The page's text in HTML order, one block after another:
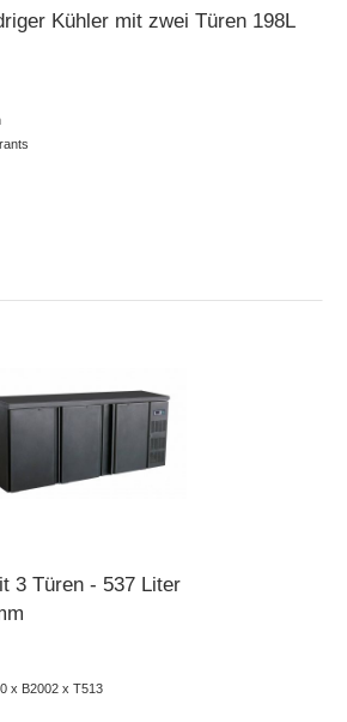
Kühler mit zwei Türen 198L
3 Türen - 537 Liter
x B2002 x T513